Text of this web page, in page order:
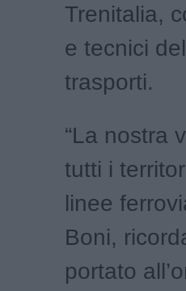
Trenitalia,
e tecnici
trasporti.
“La nostra
tutti i
linee
Boni,
portato